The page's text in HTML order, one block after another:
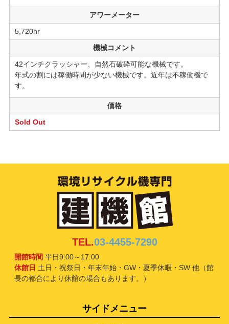
アワーメーター
5,720hr
機械コメント
42インチクラッシャー、自然石破砕可能な機械です。
年式の割には稼働時間が少ない機械です。近年は不稼働機で
す。
価格
Sold Out
TEL.03-4455-7290
開館時間 平日9:00～17:00
休館日 土日・祝祭日・年末年始・GW・夏季休暇・SW 他（館
長の都合により休館の場合もあります。）
サイドメニュー